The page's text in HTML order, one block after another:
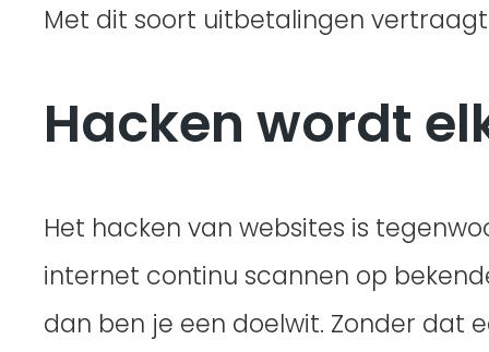
Met dit soort uitbetalingen
Hacken wordt
Het hacken van websites is
internet continu scannen op
dan ben je een doelwit. Zonder dat